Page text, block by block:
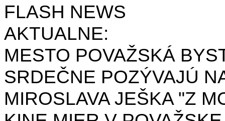
FLASH NEWS
AKTUALNE:
MESTO POVAŽSKÁ
SRDEČNE POZÝVAJÚ
MIROSLAVA JEŠKA "Z